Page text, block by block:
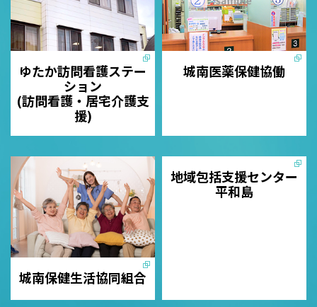
ゆたか訪問看護ステー
ション
(訪問看護・居宅介護支
援)
城南医薬保健協働
城南保健生活協同組合
地域包括支援センター
平和島